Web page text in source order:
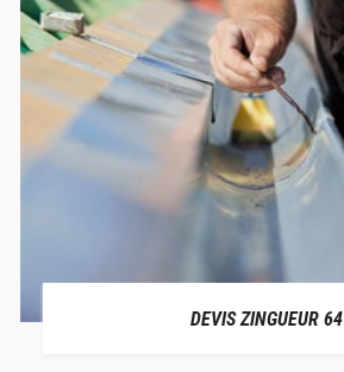
DEVIS ZINGUEUR 64